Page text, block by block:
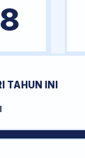
TAHUN INI